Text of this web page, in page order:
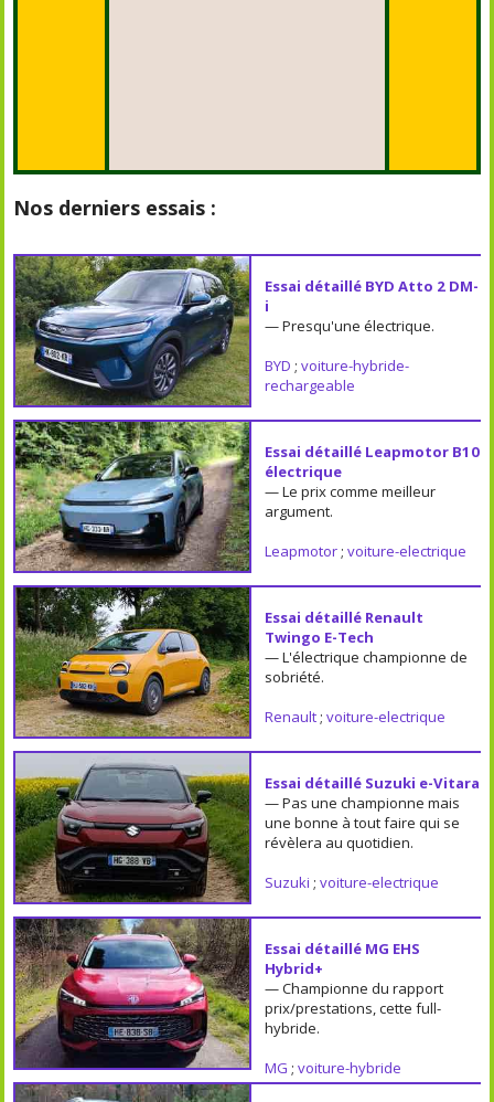
Nos derniers essais :
Essai détaillé BYD Atto 2 DM-
i
— Presqu'une électrique.
BYD ; voiture-hybride-
rechargeable
Essai détaillé Leapmotor B10
électrique
— Le prix comme meilleur
argument.
Leapmotor; voiture-electrique
Essai détaillé Renault
Twingo E-Tech
— L'électrique championne de
sobriété.
Renault; voiture-electrique
Essai détaillé Suzuki e-Vitara
— Pas une championne mais
une bonne à tout faire qui se
révèlera au quotidien.
Suzuki ; voiture-electrique
Essai détaillé MG EHS
Hybrid+
— Championne du rapport
prix/prestations, cette full-
hybride.
MG ; voiture-hybride